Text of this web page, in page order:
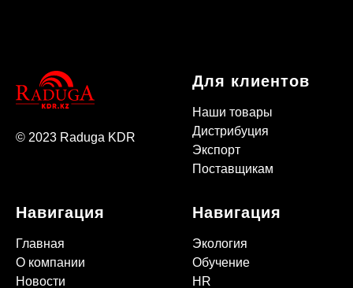
© 2023 Raduga KDR
Для клиентов
Наши товары
Дистрибуция
Экспорт
Поставщикам
Навигация
Главная
О компании
Новости
Навигация
Экология
Обучение
HR